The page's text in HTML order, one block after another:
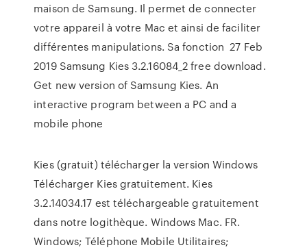
maison de Samsung. Il permet de connecter
votre appareil à votre Mac et ainsi de faciliter
différentes manipulations. Sa fonction 27 Feb
2019 Samsung Kies 3.2.16084_2 free download.
Get new version of Samsung Kies. An
interactive program between a PC and a
mobile phone
Kies (gratuit) télécharger la version Windows
Télécharger Kies gratuitement. Kies
3.2.14034.17 est téléchargeable gratuitement
dans notre logithèque. Windows Mac. FR.
Windows; Téléphone Mobile Utilitaires;